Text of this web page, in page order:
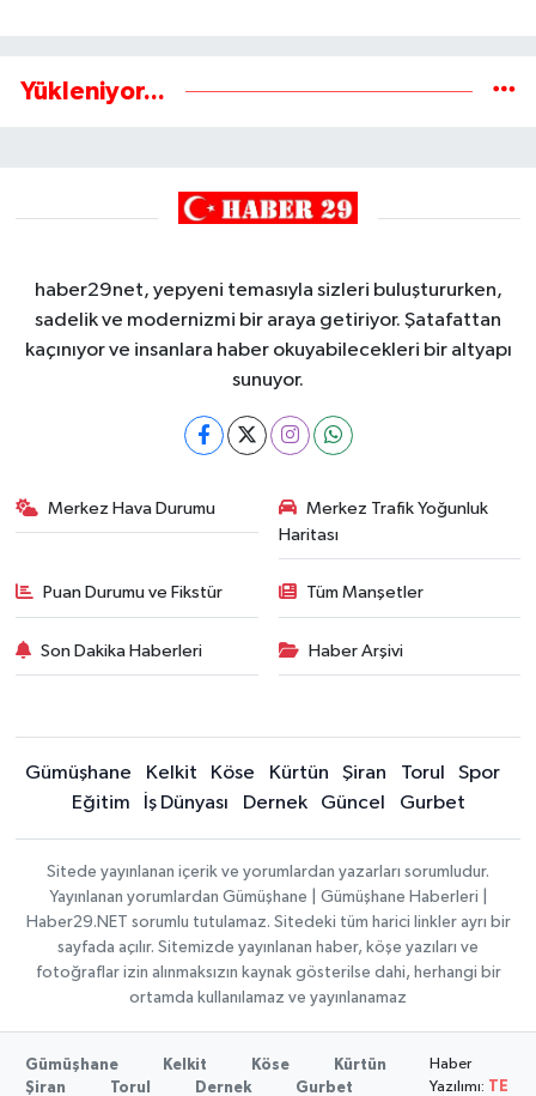
Yükleniyor...
haber29net, yepyeni temasıyla sizleri buluştururken,
sadelik ve modernizmi bir araya getiriyor. Şatafattan
kaçınıyor ve insanlara haber okuyabilecekleri bir altyapı
sunuyor.
Merkez Hava Durumu
Merkez Trafik Yoğunluk
Haritası
Puan Durumu ve Fikstür Tüm Manşetler
Son Dakika Haberleri Haber Arşivi
Gümüşhane Kelkit Köse Kürtün Şiran Torul
Spor
Eğitim
İş Dünyası Dernek Güncel Gurbet
Sitede yayınlanan içerik ve yorumlardan yazarları sorumludur.
Yayınlanan yorumlardan Gümüşhane | Gümüşhane Haberleri |
Haber29.NET sorumlu tutulamaz. Sitedeki tüm harici linkler ayrı bir
sayfada açılır. Sitemizde yayınlanan haber, köşe yazıları ve
fotoğraflar izin alınmaksızın kaynak gösterilse dahi, herhangi bir
ortamda kullanılamaz ve yayınlanamaz
Gümüşhane Kelkit Köse
Kürtün
Şiran
Torul Dernek Gurbet
Haber
Yazılımı:
TE